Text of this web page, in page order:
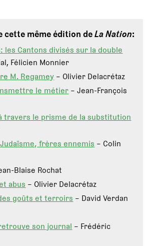
cette même édition deLa Nation:
les Cantons divisés sur la double
Félicien Monnier
M. Regamey– Olivier Delacrétaz
le métier– Jean-François
travers le prisme de la substitution
frères ennemis– Colin
Blaise Rochat
abus– Olivier Delacrétaz
goûts et terroirs– David Verdan
son journal– Frédéric